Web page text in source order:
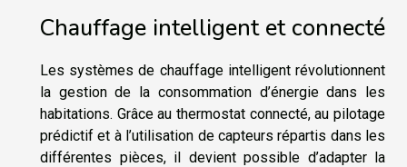
Chauffage intelligent et connecté
Les systèmes de chauffage intelligent révolutionnent
la gestion de la consommation d’énergie dans les
habitations. Grâce au thermostat connecté, au pilotage
prédictif et à l’utilisation de capteurs répartis dans les
différentes pièces, il devient possible d’adapter la